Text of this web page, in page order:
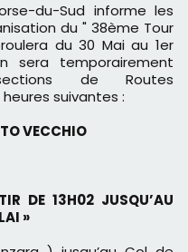
du " 38ème Tour
du 30 Mai au 1er
sera temporairement
de Routes
suivantes :
VECCHIO
DE 13H02 JUSQU’AU
»